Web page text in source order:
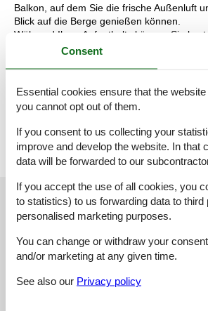
Balkon, auf dem Sie die frische Außenluft
Blick auf die Berge genießen können.
Während Ihres Aufenthalts können Sie
und Ihr Auto auf dem Parkplatz direkt vor
einem Ruheraum oder nutzen Sie den
Die Aufteilung der Unterkunft kann
Bilder vermitteln einen guten Eindruck,
Veranschaulichung.
External reviews Our guest
4,4
Consent
Essential cookies ensure that the
you cannot opt out of them.
If you consent to us collecting your
improve and develop the website. In that
data will be forwarded to our
If you accept the use of all cookies, you
to statistics) to us forwarding data to third
personalised marketing purposes.
You can change or withdraw your
and/or marketing at any given time.
See also our Privacy policy